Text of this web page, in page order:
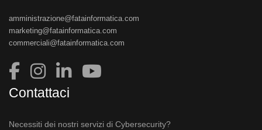
amministrazione@fatainformatica.com
marketing@fatainformatica.com
commerciali@fatainformatica.com
Contattaci
Necessiti dei nostri servizi di Cybersecurity?